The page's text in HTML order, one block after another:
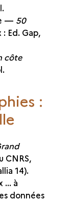
— 50
: Ed. Gap,
côte
:
CNRS,
14).
... à
données